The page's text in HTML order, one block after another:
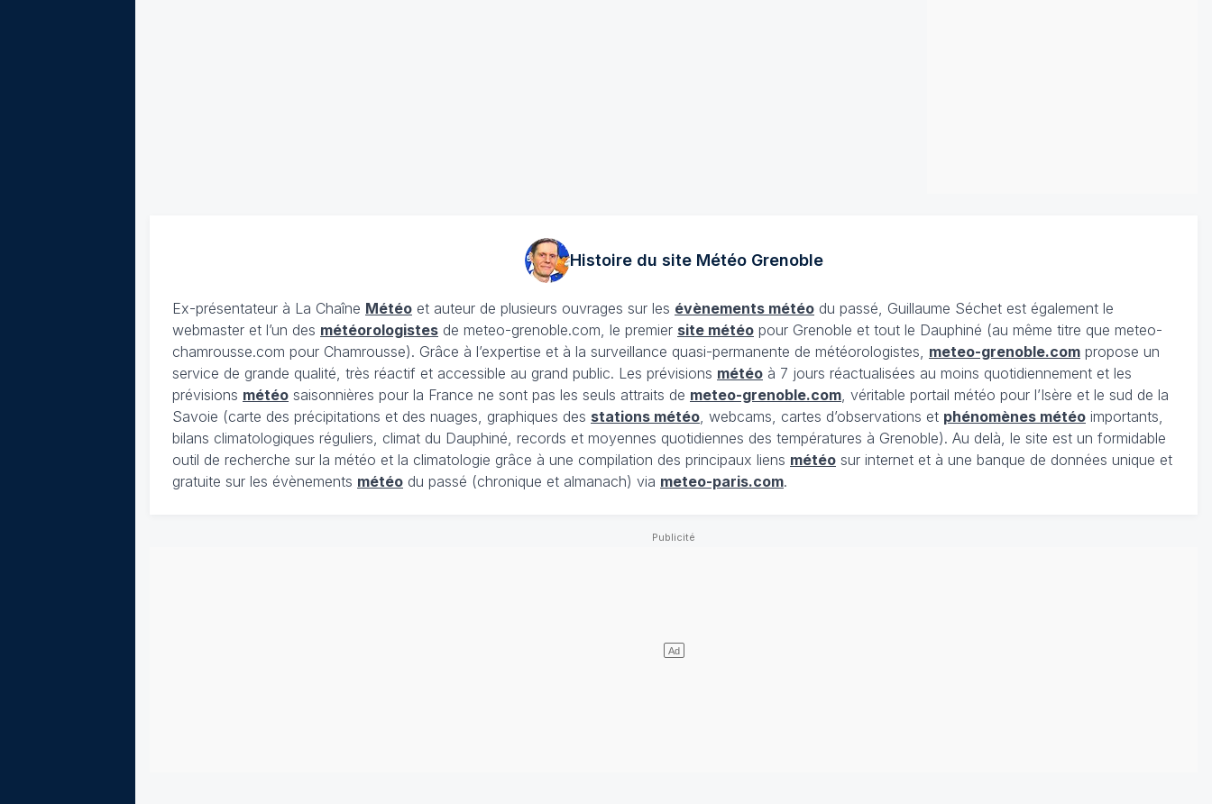
Histoire du site MétéoGrenoble
Ex-présentateur à La Chaîne Météo et auteur de plusieurs ouvrages sur les évènements météo du passé, Guillaume Séchet est également le
webmaster et l’un des météorologistes de meteo-grenoble.com, le premier site météo pour Grenoble et tout le Dauphiné (au même titre que meteo-
chamrousse.com pour Chamrousse). Grâce à l’expertise et à la surveillance quasi-permanente de météorologistes, meteo-grenoble.com propose un
service de grande qualité, très réactif et accessible au grand public. Les prévisions météo à 7 jours réactualisées au moins quotidiennement et les
prévisions météo saisonnières pour la France ne sont pas les seuls attraits de meteo-grenoble.com , véritable portail météo pour l’Isère et le sud de la
Savoie (carte des précipitations et des nuages, graphiques des stations météo , webcams, cartes d’observations et phénomènes météo importants,
bilans climatologiques réguliers, climat du Dauphiné, records et moyennes quotidiennes des températures à Grenoble). Au delà, le site est un formidable
outil de recherche sur la météo et la climatologie grâce à une compilation des principaux liens météo sur internet et à une banque de données unique et
gratuite sur les évènements météo du passé (chronique et almanach) via meteo-paris.com.